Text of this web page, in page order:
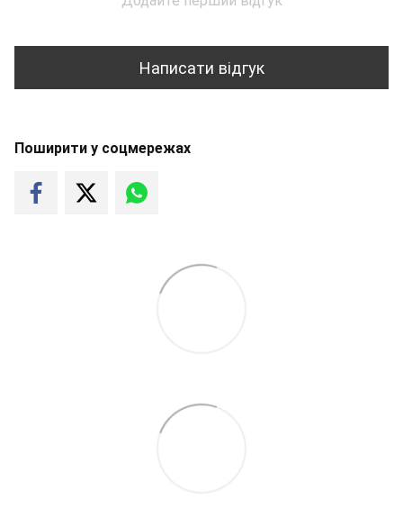
Написати відгук
Поширити у соцмережах